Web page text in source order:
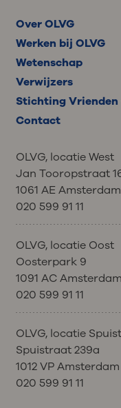
Over OLVG
Werken bij OLVG
Wetenschap
Verwijzers
Stichting Vrienden
Contact
OLVG, locatie West
Jan Tooropstraat
1061 AE Amsterdam
020 599 91 11
OLVG, locatie Oost
Oosterpark 9
1091 AC Amsterdam
020 599 91 11
OLVG, locatie
Spuistraat 239a
1012 VP Amsterdam
020 599 91 11